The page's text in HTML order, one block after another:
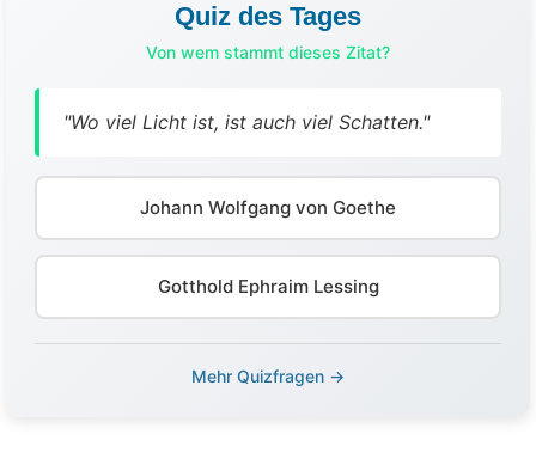
Quiz des Tages
Von wem stammt dieses Zitat?
"Wo viel Licht ist, ist auch viel Schatten."
Johann Wolfgang von Goethe
Gotthold Ephraim Lessing
Mehr Quizfragen →